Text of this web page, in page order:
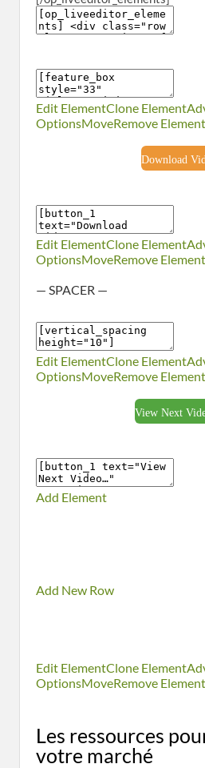
Edit ElementClone Element
OptionsMoveRemove Element
Download
Edit ElementClone Element
OptionsMoveRemove Element
— SPACER —
Edit ElementClone Element
OptionsMoveRemove Element
View Next
Add Element
Add New Row
Edit ElementClone Element
OptionsMoveRemove Element
Les ressources
votre marché